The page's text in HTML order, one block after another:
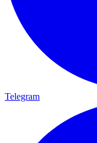
Telegram